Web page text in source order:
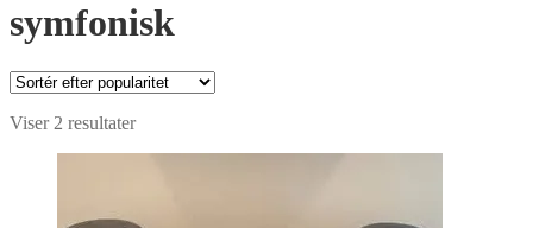
symfonisk
Viser 2 resultaterSorteret